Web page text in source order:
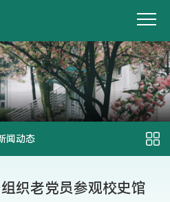
闻动态
织老党员参观校史馆